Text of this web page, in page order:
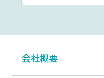
会社概要